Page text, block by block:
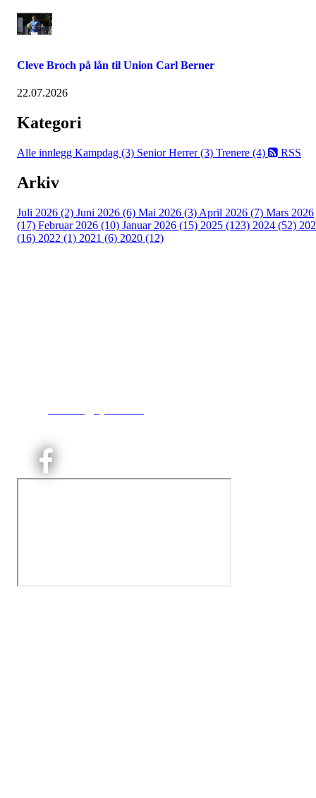
Cleve Broch på lån til Union Carl Berner
22.07.2026
Kategori
Alle innlegg Kampdag (3) Senior Herrer (3) Trenere (4) RSS
Arkiv
Juli 2026 (2) Juni 2026 (6) Mai 2026 (3) April 2026 (7) Mars 2026
(17) Februar 2026 (10) Januar 2026 (15) 2025 (123) 2024 (52)
(16) 2022 (1) 2021 (6) 2020 (12)